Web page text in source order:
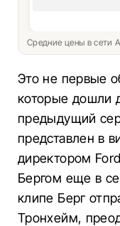
Средние цены в сети
Это не первые
которые дошли
предыдущий
представлен в
директором
Бергом еще в
клипе Берг
Тронхейм,